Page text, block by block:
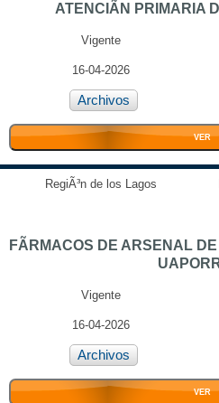
ATENCIÃN PRIMARIA
Vigente
16-04-2026
Archivos
VER
RegiÃ³n de los Lagos
FÃRMACOS DE ARSENAL
Vigente
16-04-2026
Archivos
VER